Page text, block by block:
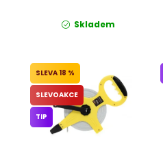
Skladem
18 %
SLEVOAKCE
TIP